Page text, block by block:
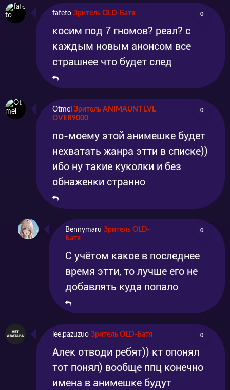
fafeto Зритель OLD-Батя 0
косим под 7 гномов? реал? с
каждым новым анонсом все
страшнее что будет след
Otmel Зритель ANIMAUNT LVL
OVER9000
0
по-моему этой анимешке будет
нехватать жанра этти в списке))
ибо ну такие куколки и без
обнаженки странно
Bennymaru Зритель OLD-
Батя
0
С учётом какое в последнее
время этти, то лучше его не
добавлять куда попало
lee.pazuzuo Зритель OLD-Батя 0
Алек отводи ребят)) кт опонял
тот понял) вообще ппц конечно
имена в анимешке будут